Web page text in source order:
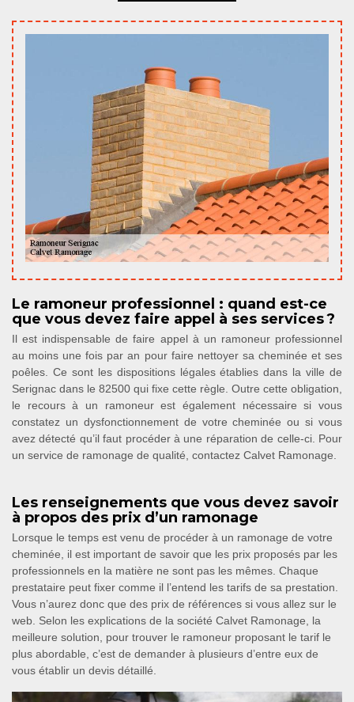
Le ramoneur professionnel : quand est-ce
que vous devez faire appel à ses services ?
Il est indispensable de faire appel à un ramoneur professionnel
au moins une fois par an pour faire nettoyer sa cheminée et ses
poêles. Ce sont les dispositions légales établies dans la ville de
Serignac dans le 82500 qui fixe cette règle. Outre cette obligation,
le recours à un ramoneur est également nécessaire si vous
constatez un dysfonctionnement de votre cheminée ou si vous
avez détecté qu’il faut procéder à une réparation de celle-ci. Pour
un service de ramonage de qualité, contactez Calvet Ramonage.
Les renseignements que vous devez savoir
à propos des prix d’un ramonage
Lorsque le temps est venu de procéder à un ramonage de votre
cheminée, il est important de savoir que les prix proposés par les
professionnels en la matière ne sont pas les mêmes. Chaque
prestataire peut fixer comme il l’entend les tarifs de sa prestation.
Vous n’aurez donc que des prix de références si vous allez sur le
web. Selon les explications de la société Calvet Ramonage, la
meilleure solution, pour trouver le ramoneur proposant le tarif le
plus abordable, c’est de demander à plusieurs d’entre eux de
vous établir un devis détaillé.